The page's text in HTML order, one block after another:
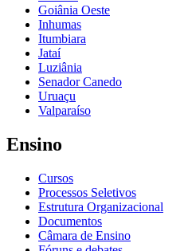
Goiânia Oeste
Inhumas
Itumbiara
Jataí
Luziânia
Senador Canedo
Uruaçu
Valparaíso
Ensino
Cursos
Processos Seletivos
Estrutura Organizacional
Documentos
Câmara de Ensino